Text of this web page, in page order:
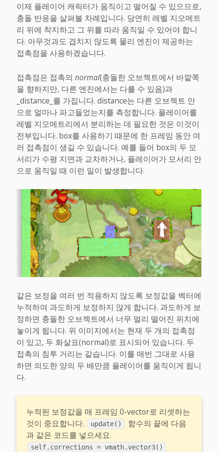
이제 플레이어 캐릭터가 움직이고 떨어질 수 있으므로,
충돌 반응을 살펴볼 차례입니다. 당연히 레벨 지오메트
리 위에 착지하고 그 위를 따라 움직일 수 있어야 합니
다. 아무것과도 겹치지 않도록 물리 엔진이 제공하는
접촉점을 사용하겠습니다.
접촉점은 접촉의 normal(충돌한 오브젝트에서 바깥쪽
을 향하지만, 다른 엔진에서는 다를 수 있음)과
_distance_를 가집니다. distance는 다른 오브젝트 안
으로 얼마나 파고들었는지를 측정합니다. 플레이어를
레벨 지오메트리에서 분리하는 데 필요한 것은 이것이
전부입니다. box를 사용하기 때문에 한 프레임 동안 여
러 접촉점이 생길 수 있습니다. 예를 들어 box의 두 모
서리가 수평 지면과 교차하거나, 플레이어가 모서리 안
으로 움직일 때 이런 일이 발생합니다.
같은 보정을 여러 번 적용하지 않도록 보정값을 벡터에
누적하여 과도하게 보정하지 않게 합니다. 과도하게 보
정하면 충돌한 오브젝트에서 너무 멀리 떨어진 위치에
놓이게 됩니다. 위 이미지에서는 현재 두 개의 접촉점
이 있고, 두 화살표(normal)로 표시되어 있습니다. 두
접촉의 침투 거리는 같습니다. 이를 매번 그대로 사용
하면 의도한 양의 두 배만큼 플레이어를 움직이게 됩니
다.
누적된 보정값을 매 프레임 0-vector로 리셋하는
것이 중요합니다.
update()
함수의 끝에 다음
과 같은 코드를 넣으세요.
self.corrections = vmath.vector3()